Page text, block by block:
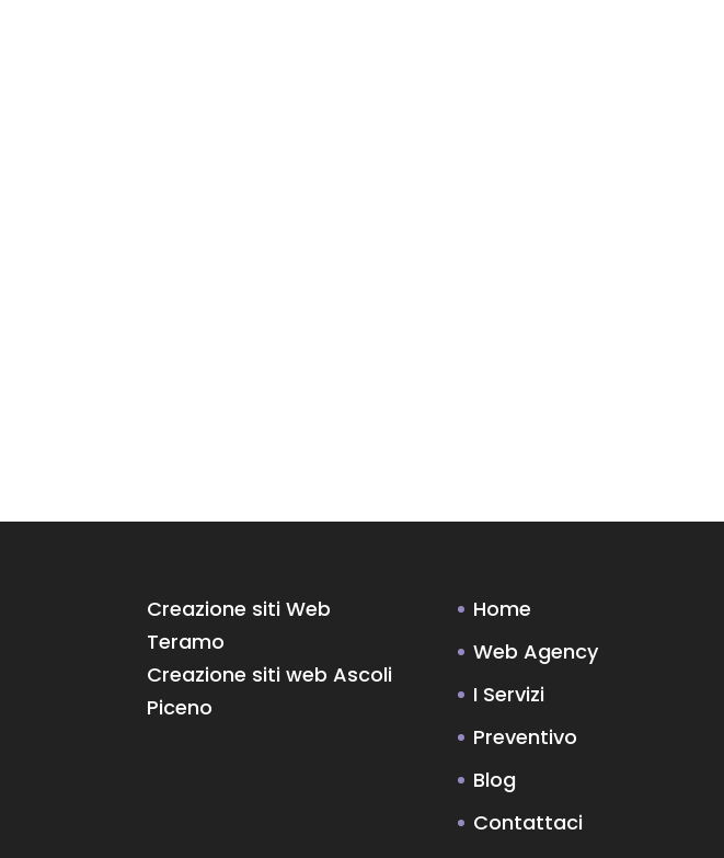
Creazione siti Web
Teramo
Creazione siti web Ascoli
Piceno
Home
Web Agency
I Servizi
Preventivo
Blog
Contattaci